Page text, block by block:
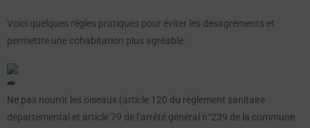
Voici quelques règles pratiques pour éviter les désagréments et
permettre une cohabitation plus agréable :
Ne pas nourrir les oiseaux (article 120 du règlement sanitaire
départemental et article 79 de l’arrêté général n°239 de la commune